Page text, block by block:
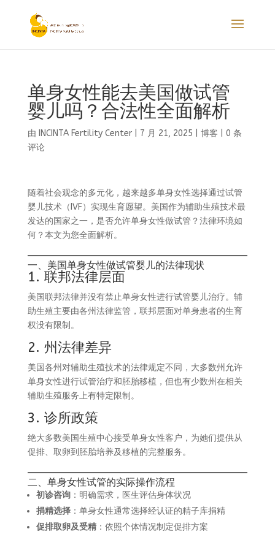
单身女性能去美国做试管
婴儿吗？合法性全面解析
由 INCINTA Fertility Center| 7 月 21, 2025 博客
0 条
评论
随着社会观念的多元化，越来越多单身女性选择通过试管
婴儿技术（IVF）实现生育愿望。美国作为辅助生殖技术最
发达的国家之一，是否允许单身女性做试管？法律环境如
何？本文为您全面解析。
一、美国单身女性做试管婴儿的法律现状
1. 联邦法律层面
美国联邦法律并没有禁止单身女性进行试管婴儿治疗。辅
助生殖主要由各州法律监管，联邦层面对单身患者的生育
权没有限制。
2. 州法律差异
美国各州对辅助生殖技术的法律规定不同，大多数州允许
单身女性进行试管治疗和胚胎移植，但也有少数州在相关
辅助生殖服务上有特定限制。
3. 诊所政策
绝大多数美国生殖中心接受单身女性客户，为她们提供从
促排、取卵到胚胎培养及移植的完整服务。
二、单身女性试管的实际操作流程
初诊咨询：明确需求，医生评估身体状况
捐精选择：单身女性通常选择经认证的精子库捐精
促排取卵及受精：依照个体情况制定促排方案